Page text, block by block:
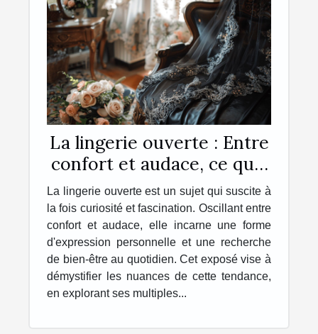
La lingerie ouverte : Entre
confort et audace, ce qu'il
faut savoir
La lingerie ouverte est un sujet qui suscite à
la fois curiosité et fascination. Oscillant entre
confort et audace, elle incarne une forme
d'expression personnelle et une recherche
de bien-être au quotidien. Cet exposé vise à
démystifier les nuances de cette tendance,
en explorant ses multiples...